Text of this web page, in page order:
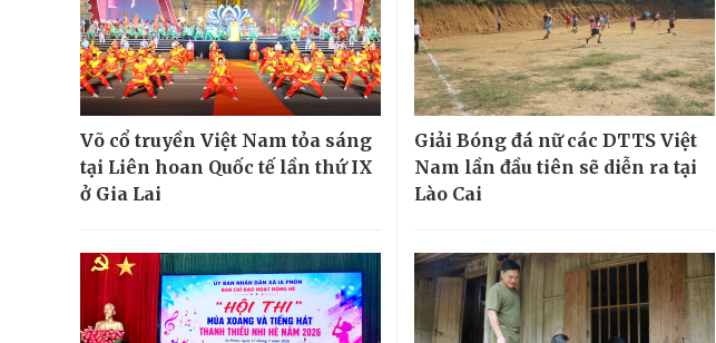
Võ cổ truyền Việt Nam tỏa sáng
tại Liên hoan Quốc tế lần thứ IX
ở Gia Lai
Giải Bóng đá nữ các DTTS Việt
Nam lần đầu tiên sẽ diễn ra tại
Lào Cai